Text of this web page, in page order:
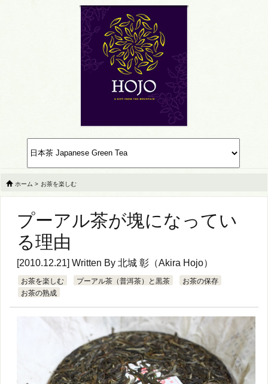
ホーム > お茶を楽しむ
プーアル茶が塊になってい
る理由
[2010.12.21] Written By 北城 彰（Akira Hojo）
お茶を楽しむ プーアル茶（普洱茶）と黒茶
お茶の保存
お茶の熟成